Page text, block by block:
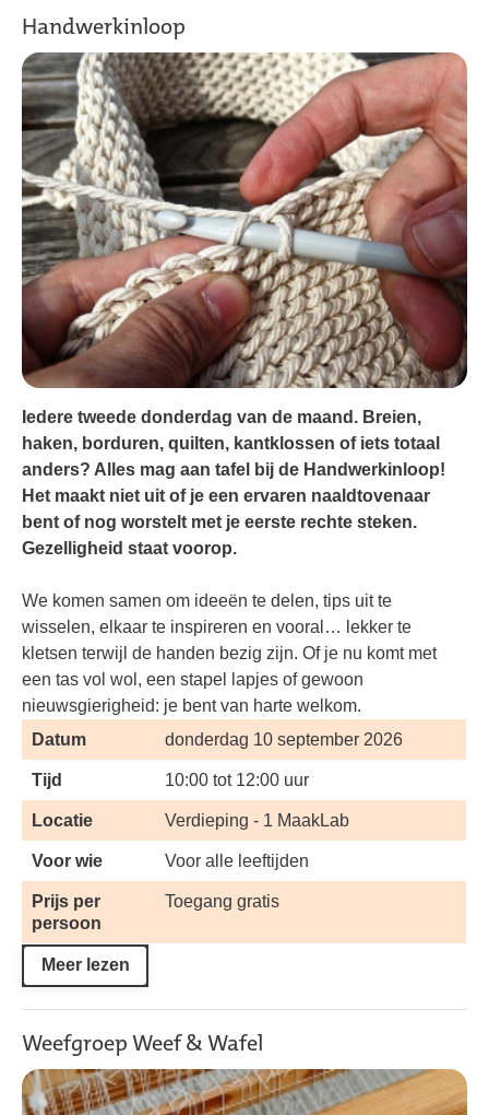
Handwerkinloop
Iedere tweede donderdag van de maand. Breien,
haken, borduren, quilten, kantklossen of iets totaal
anders? Alles mag aan tafel bij de Handwerkinloop!
Het maakt niet uit of je een ervaren naaldtovenaar
bent of nog worstelt met je eerste rechte steken.
Gezelligheid staat voorop.
We komen samen om ideeën te delen, tips uit te
wisselen, elkaar te inspireren en vooral… lekker te
kletsen terwijl de handen bezig zijn. Of je nu komt met
een tas vol wol, een stapel lapjes of gewoon
nieuwsgierigheid: je bent van harte welkom.
Datum
donderdag 10 september 2026
Tijd 10:00 tot 12:00 uur
Locatie Verdieping - 1 MaakLab
Voor wie Voor alle leeftijden
Prijs per
persoon
Toegang gratis
Meer lezen
Weefgroep Weef & Wafel